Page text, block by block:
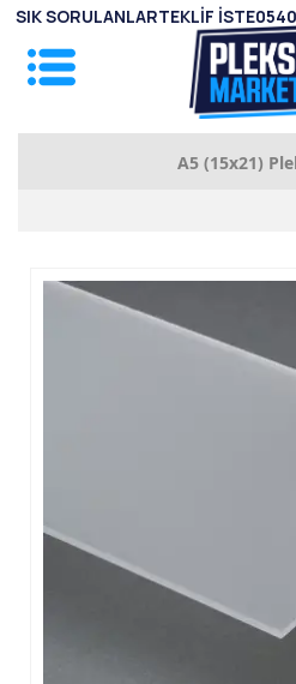
A5 (15x21)
2.8mm Pleksi Levhalar
9.8mm Pleksi Levhalar
15mm Pleksi Levhalar
SIK SORULANLARTEKLİF İSTE